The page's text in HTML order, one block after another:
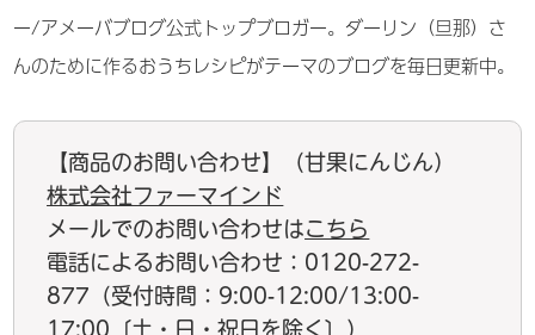
ー/アメーバブログ公式トップブロガー。ダーリン（旦那）さ
んのために作るおうちレシピがテーマのブログを毎日更新中。
【商品のお問い合わせ】（甘果にんじん）
株式会社ファーマインド
メールでのお問い合わせはこちら
電話によるお問い合わせ：0120-272-
877（受付時間：9:00-12:00/13:00-
17:00〔土・日・祝日を除く〕）